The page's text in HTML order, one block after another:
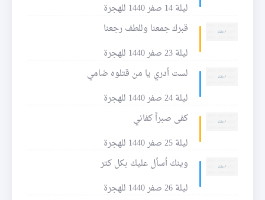
ليلة 14 صفر 1440 للهجرة
قبرك جمعنا وللطف رجعنا
ليلة 23 صفر 1440 للهجرة
لست أدري يا من قتلوه ضامي
ليلة 24 صفر 1440 للهجرة
كفى صبراً كفاني
ليلة 25 صفر 1440 للهجرة
وينك أسأل عليك بكل كتر
ليلة 26 صفر 1440 للهجرة